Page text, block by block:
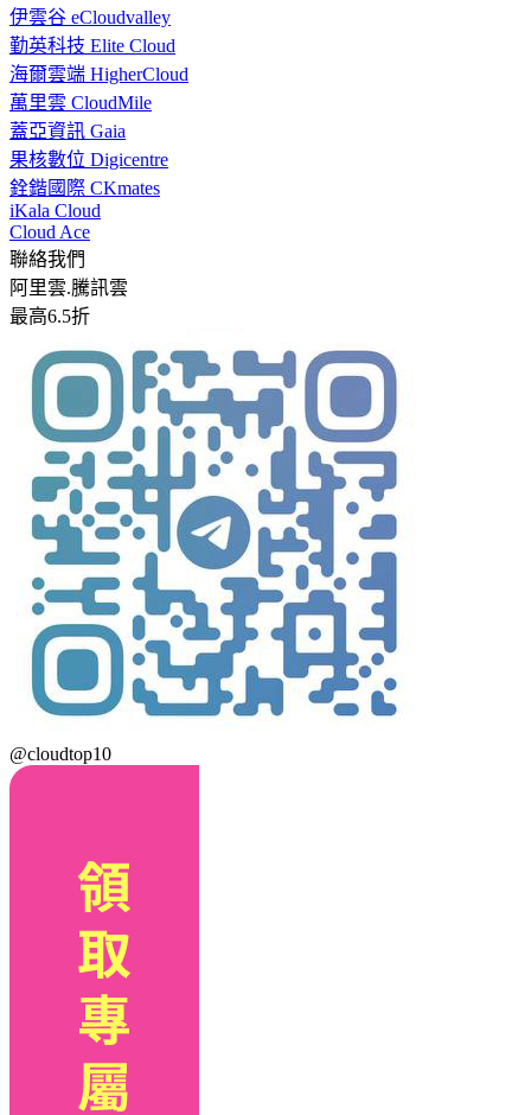
伊雲谷 eCloudvalley
勤英科技 Elite Cloud
海爾雲端 HigherCloud
萬里雲 CloudMile
蓋亞資訊 Gaia
果核數位 Digicentre
銓鍇國際 CKmates
iKala Cloud
Cloud Ace
聯絡我們
阿里雲.騰訊雲
最高6.5折
@cloudtop10